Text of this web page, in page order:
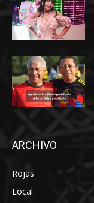
ARCHIVO
Rojas
Local